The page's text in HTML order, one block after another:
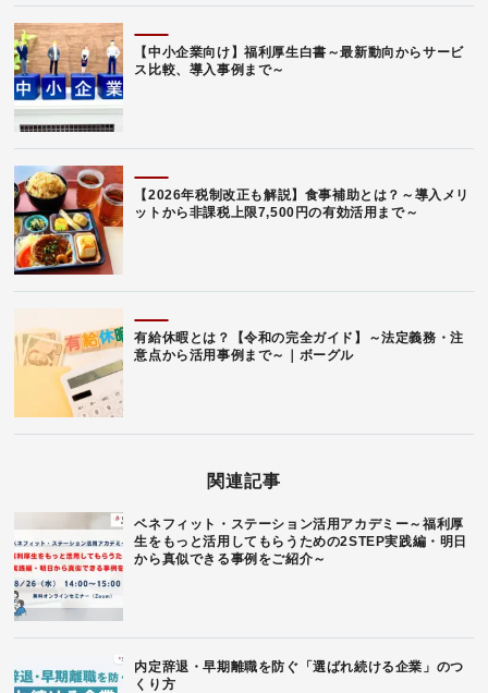
【中小企業向け】福利厚生白書～最新動向からサービ
ス比較、導入事例まで～
【2026年税制改正も解説】食事補助とは？～導入メリ
ットから非課税上限7,500円の有効活用まで～
有給休暇とは？【令和の完全ガイド】～法定義務・注
意点から活用事例まで～｜ボーグル
関連記事
ベネフィット・ステーション活用アカデミー～福利厚
生をもっと活用してもらうための2STEP実践編・明日
から真似できる事例をご紹介～
内定辞退・早期離職を防ぐ「選ばれ続ける企業」のつ
くり方